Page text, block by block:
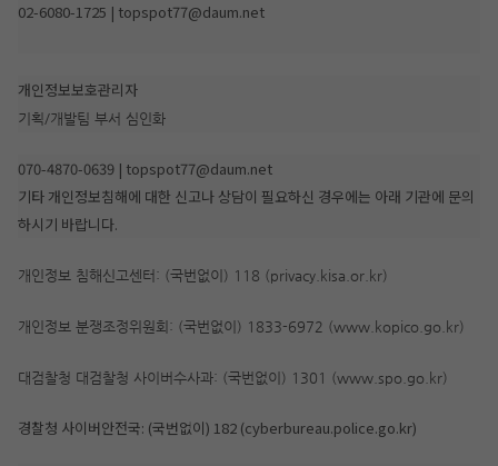
02-6080-1725 | topspot77@daum.net
개인정보보호관리자
기획/개발팀 부서 심인화
070-4870-0639 | topspot77@daum.net
기타 개인정보침해에 대한 신고나 상담이 필요하신 경우에는 아래 기관에 문의
하시기 바랍니다.
개인정보 침해신고센터: (국번없이) 118 (privacy.kisa.or.kr)
개인정보 분쟁조정위원회: (국번없이) 1833-6972 (www.kopico.go.kr)
대검찰청 대검찰청 사이버수사과: (국번없이) 1301 (www.spo.go.kr)
경찰청 사이버안전국: (국번없이) 182 (cyberbureau.police.go.kr)